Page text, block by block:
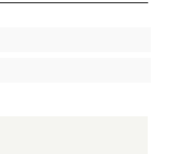
ŠKOLE i BOLNICE RETRO